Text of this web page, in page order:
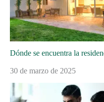
Dónde se encuentra la
30 de marzo de 2025